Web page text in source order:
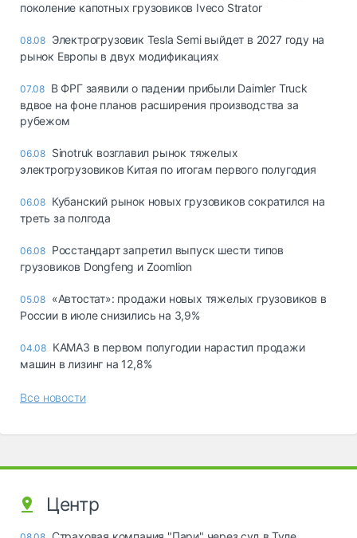
поколение капотных грузовиков Iveco Strator
08.08 Электрогрузовик Tesla Semi выйдет в 2027 году на
рынок Европы в двух модификациях
07.08 В ФРГ заявили о падении прибыли Daimler Truck
вдвое на фоне планов расширения производства за
рубежом
06.08 Sinotruk возглавил рынок тяжелых
электрогрузовиков Китая по итогам первого полугодия
06.08 Кубанский рынок новых грузовиков сократился на
треть за полгода
06.08 Росстандарт запретил выпуск шести типов
грузовиков Dongfeng и Zoomlion
05.08 «Автостат»: продажи новых тяжелых грузовиков в
России в июле снизились на 3,9%
04.08 КАМАЗ в первом полугодии нарастил продажи
машин в лизинг на 12,8%
Все новости
Центр